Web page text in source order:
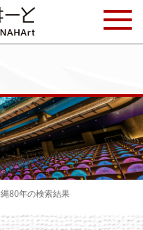
80年の検索結果